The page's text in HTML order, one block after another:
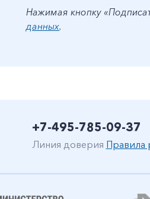
Нажимая кнопку
данных.
+7-495-785-09-37
Линия доверия Правила